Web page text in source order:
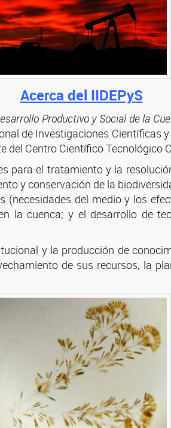
Acerca del IIDEPyS
Productivo y Social de la
de Investigaciones Científicas
Centro Científico Tecnológico
para el tratamiento y la
y conservación de la
del medio y los
la cuenca; y el desarrollo de
y la producción de
de sus recursos, la